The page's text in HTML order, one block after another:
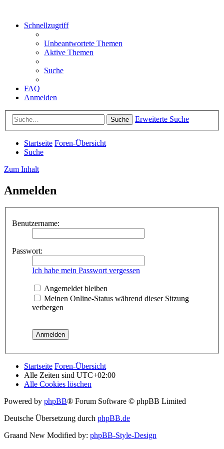
Schnellzugriff
Unbeantwortete Themen
Aktive Themen
Suche
FAQ
Anmelden
Suche Erweiterte Suche
Startseite Foren-Übersicht
Suche
Zum Inhalt
Anmelden
Benutzername:
Passwort:
Ich habe mein Passwort vergessen
Angemeldet bleiben
Meinen Online-Status während dieser Sitzung
verbergen
Startseite Foren-Übersicht
Alle Zeiten sind UTC+02:00
Alle Cookies löschen
Powered by phpBB® Forum Software © phpBB Limited
Deutsche Übersetzung durch phpBB.de
Graand New Modified by: phpBB-Style-Design